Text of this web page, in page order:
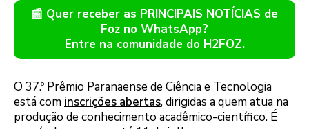
📰 Quer receber as PRINCIPAIS NOTÍCIAS de
Foz no WhatsApp?
Entre na comunidade do H2FOZ.
O 37.º Prêmio Paranaense de Ciência e Tecnologia
está com inscrições abertas, dirigidas a quem atua na
produção de conhecimento acadêmico-científico. É